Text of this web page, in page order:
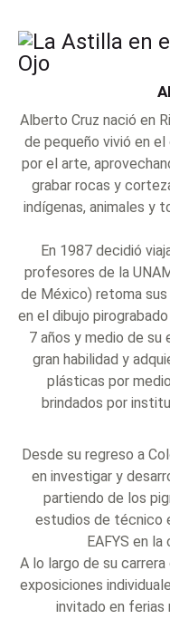
Alberto Cruz nació en
de pequeño vivió en
por el arte,
grabar rocas y
indígenas, animales y
En 1987 decidió
profesores de la
de México) retoma
en el dibujo
7 años y medio de su
gran habilidad y
plásticas por
brindados por
Desde su regreso a
en investigar y
partiendo de los
estudios de técnico
EAFYS en la
A lo largo de su
exposiciones
invitado en ferias